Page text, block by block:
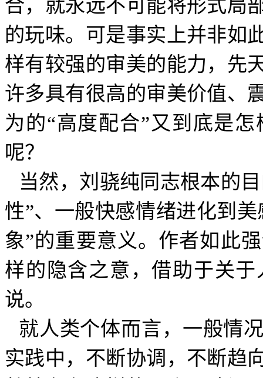
合，就永远不可能将形式局
的玩味。可是事实上并非如
样有较强的审美的能力，先
许多具有很高的审美价值、
为的“高度配合”又到底是
呢？
当然，刘骁纯同志根本的
性”、一般快感情绪进化到
象”的重要意义。作者如此
样的隐含之意，借助于关
说。
就人类个体而言，一般情
实践中，不断协调，不断趋